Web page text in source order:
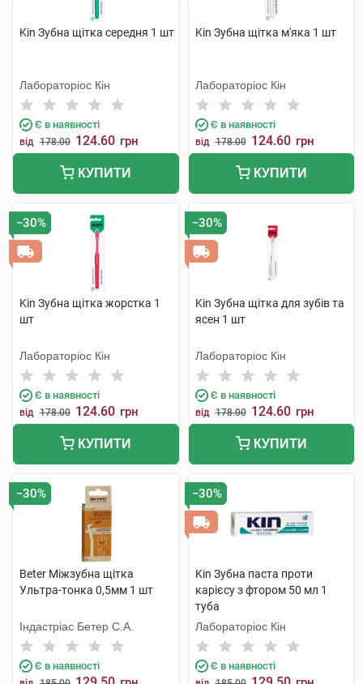
Kin Зубна щітка середня 1 шт
Лабораторіос Кін
Є в наявності
від 178.00 124.60 грн
КУПИТИ
Kin Зубна щітка м'яка 1 шт
Лабораторіос Кін
Є в наявності
від 178.00 124.60 грн
КУПИТИ
−30%
Kin Зубна щітка жорстка 1
шт
Лабораторіос Кін
Є в наявності
від 178.00 124.60 грн
КУПИТИ
−30%
Kin Зубна щітка для зубів та
ясен 1 шт
Лабораторіос Кін
Є в наявності
від 178.00 124.60 грн
КУПИТИ
−30%
Beter Міжзубна щітка
Ультра-тонка 0,5мм 1 шт
Індастріас Бетер С.А.
Є в наявності
−30%
Kin Зубна паста проти
карієсу з фтором 50 мл 1
туба
Лабораторіос Кін
Є в наявності